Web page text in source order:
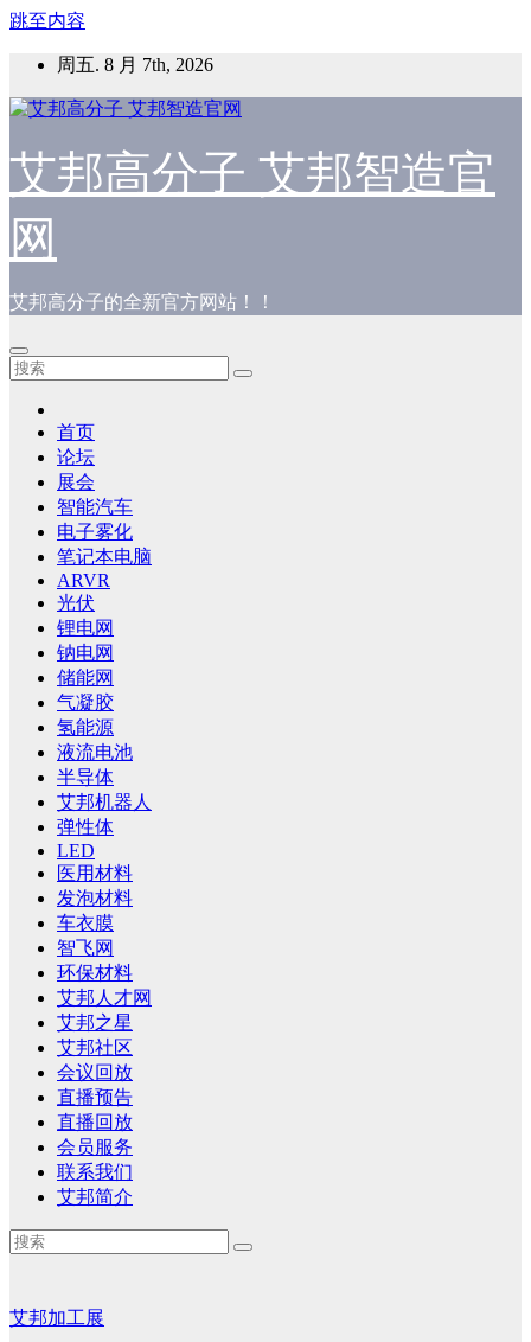
跳至内容
周五. 8 月 7th, 2026
艾邦高分子 艾邦智造官
网
艾邦高分子的全新官方网站！！
首页
论坛
展会
智能汽车
电子雾化
笔记本电脑
ARVR
光伏
锂电网
钠电网
储能网
气凝胶
氢能源
液流电池
半导体
艾邦机器人
弹性体
LED
医用材料
发泡材料
车衣膜
智飞网
环保材料
艾邦人才网
艾邦之星
艾邦社区
会议回放
直播预告
直播回放
会员服务
联系我们
艾邦简介
艾邦加工展